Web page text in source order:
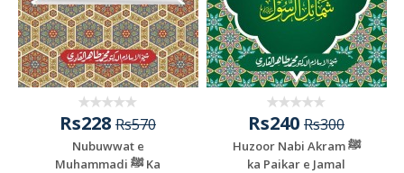
Rs228 Rs570
Nubuwwat e
Muhammadi ﷺ Ka
Rs240 Rs300
Huzoor Nabi Akram ﷺ
ka Paikar e Jamal